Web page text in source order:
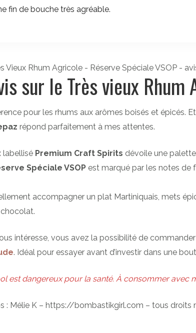
fin de bouche très agréable.
sur le Très vieux Rhum
pour les rhums aux arômes boisés et épicés.
répond parfaitement à mes attentes.
labellisé Premium Craft Spirits dévoile une
Spéciale VSOP est marqué par les notes de
accompagner un plat Martiniquais, mets
intéresse, vous avez la possibilité de
. Idéal pour essayer avant d’investir dans une
est dangereux pour la santé. À consommer avec
: Mélie K – https://bombastikgirl.com – tous droits